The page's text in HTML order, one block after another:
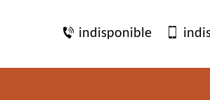
indisponible